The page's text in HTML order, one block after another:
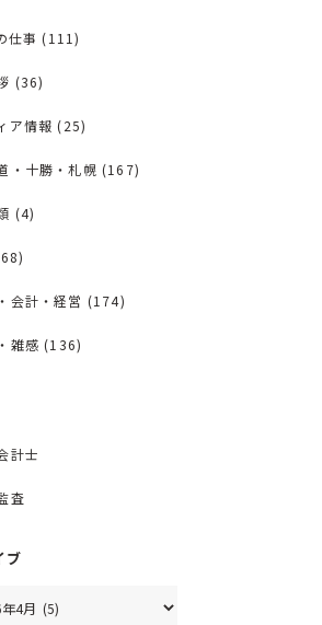
仕事 (111)
(36)
ア情報 (25)
・十勝・札幌 (167)
(4)
会計・経営 (174)
雑感 (136)
計士
査
ブ